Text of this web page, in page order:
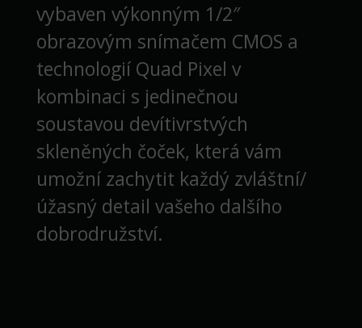
vybaven výkonným 1/2″
obrazovým snímačem CMOS a
technologií Quad Pixel v
kombinaci s jedinečnou
soustavou devítivrstvých
skleněných čoček, která vám
umožní zachytit každý zvláštní/
úžasný detail vašeho dalšího
dobrodružství.